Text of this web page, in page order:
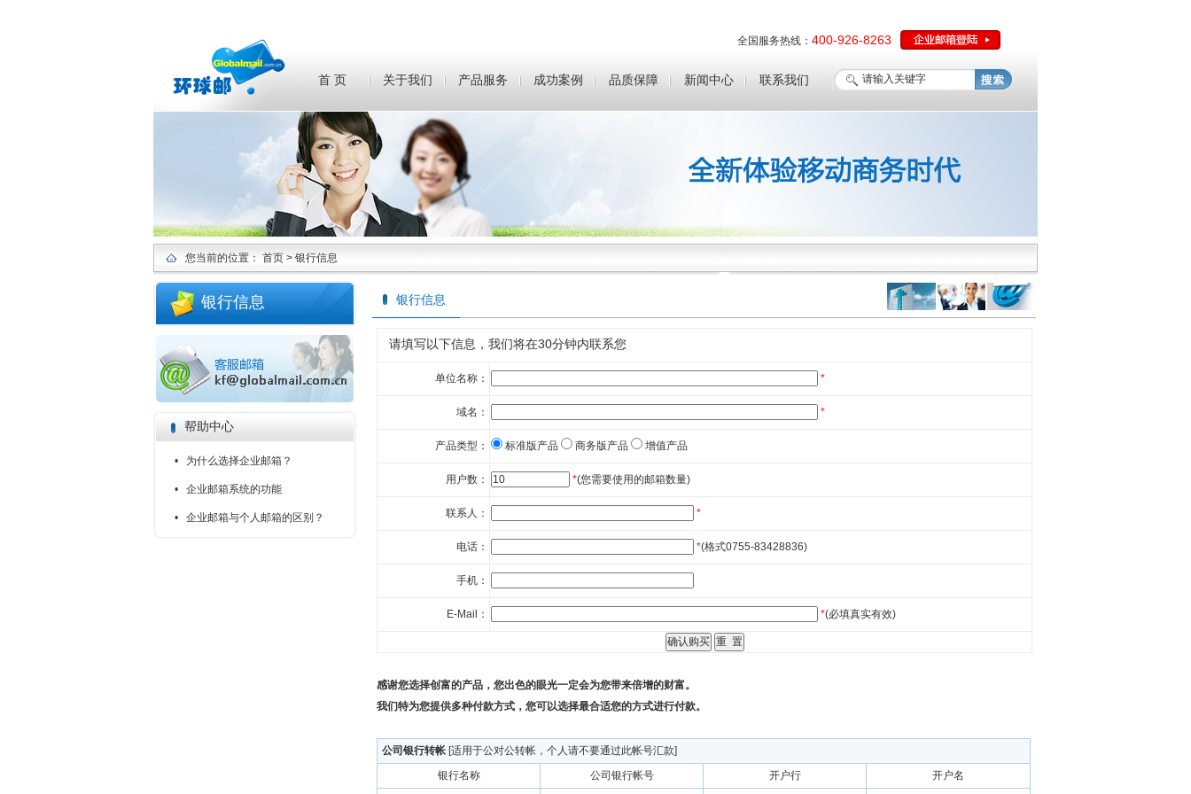
全国服务热线： 400-926-8263
首 页 关于我们 产品服务 成功案例 品质保障 新闻中心 联系我们
您当前的位置： 首页 > 银行信息
银行信息
帮助中心
• 为什么选择企业邮箱？
• 企业邮箱系统的功能
• 企业邮箱与个人邮箱的区别？
银行信息
请填写以下信息，我们将在30分钟内联系您
单位名称： *
域名： *
产品类型： 标准版产品 商务版产品 增值产品
用户数： *(您需要使用的邮箱数量)
联系人： *
电话： *(格式0755-83428836)
手机：
E-Mail： *(必填真实有效)
感谢您选择创富的产品，您出色的眼光一定会为您带来倍增的财富。
我们特为您提供多种付款方式，您可以选择最合适您的方式进行付款。
公司银行转帐 [适用于公对公转帐，个人请不要通过此帐号汇款]
银行名称
公司银行帐号 开户行 开户名